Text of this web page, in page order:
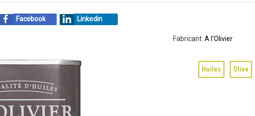
Facebook Linkedin
Fabricant: A l'Olivier
Huiles Olive